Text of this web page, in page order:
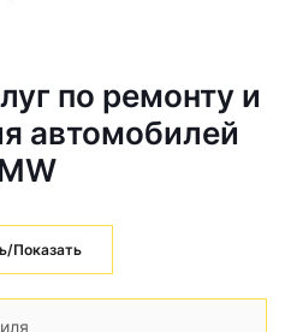
по ремонту и
автомобилей
Показать